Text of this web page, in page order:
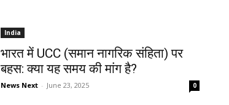
India
भारत में UCC (समान नागरिक संहिता) पर
बहस: क्या यह समय की मांग है?
News Next - June 23, 2025 0